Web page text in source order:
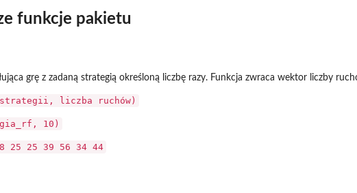
funkcje pakietu
grę z zadaną strategią określoną liczbę razy. Funkcja zwraca wektor liczby
liczba ruchów)
10)
25 25 39 56 34 44